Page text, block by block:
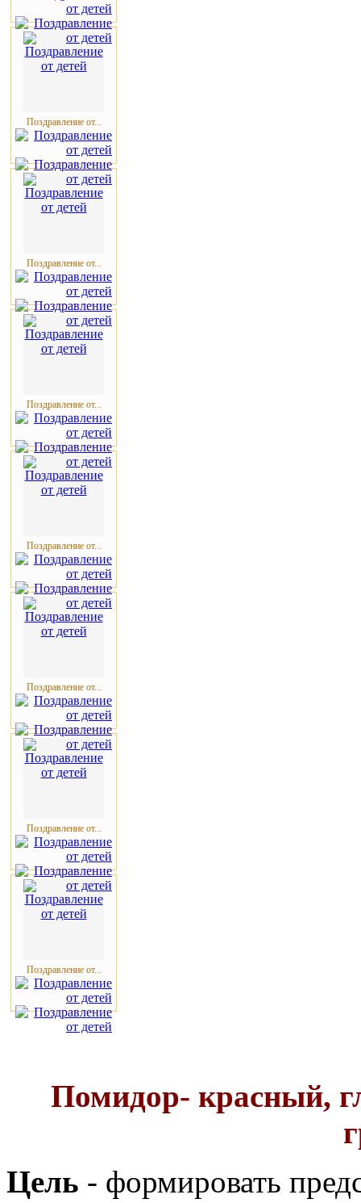
Поздравление от...
Поздравление от...
Поздравление от...
Поздравление от...
Поздравление от...
Поздравление от...
Поздравление от...
Помидор- красный,
Цель - формировать